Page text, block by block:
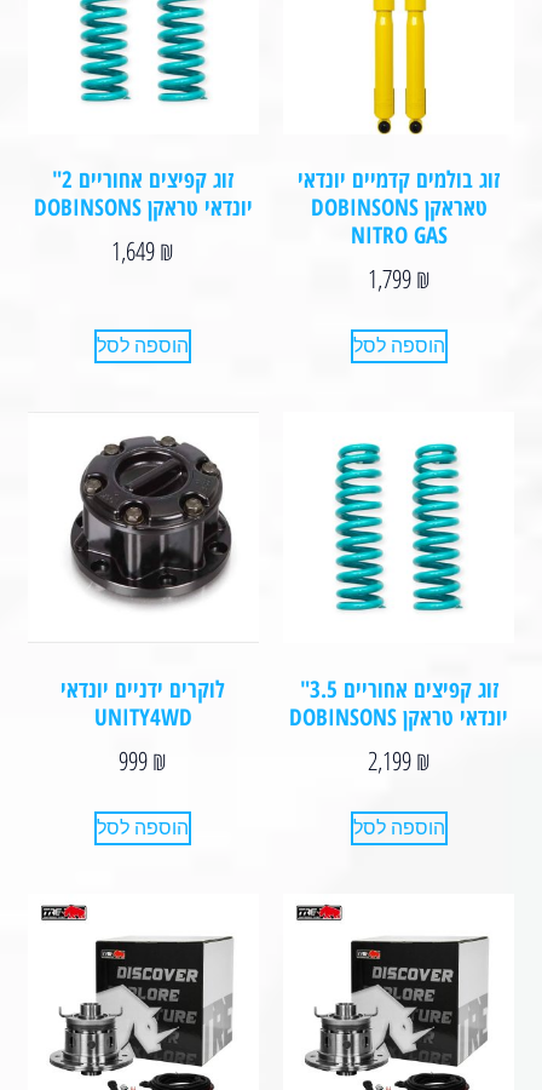
זוג בולמים קדמיים יונדאי
טאראקן DOBINSONS
NITRO GAS
1,799₪
הוספה לסל
זוג קפיצים אחוריים 2"
יונדאי טראקן DOBINSONS⁩⁩⁩⁩
1,649₪
הוספה לסל
זוג קפיצים אחוריים 3.5"
יונדאי טראקן DOBINSONS⁩⁩⁩⁩⁩
2,199₪
הוספה לסל
לוקרים ידניים יונדאי
UNITY4WD
999₪
הוספה לסל